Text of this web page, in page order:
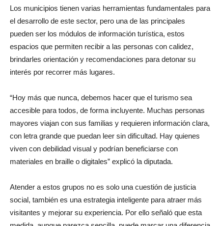
Los municipios tienen varias herramientas fundamentales para
el desarrollo de este sector, pero una de las principales
pueden ser los módulos de información turística, estos
espacios que permiten recibir a las personas con calidez,
brindarles orientación y recomendaciones para detonar su
interés por recorrer más lugares.
“Hoy más que nunca, debemos hacer que el turismo sea
accesible para todos, de forma incluyente. Muchas personas
mayores viajan con sus familias y requieren información clara,
con letra grande que puedan leer sin dificultad. Hay quienes
viven con debilidad visual y podrían beneficiarse con
materiales en braille o digitales” explicó la diputada.
Atender a estos grupos no es solo una cuestión de justicia
social, también es una estrategia inteligente para atraer más
visitantes y mejorar su experiencia. Por ello señaló que esta